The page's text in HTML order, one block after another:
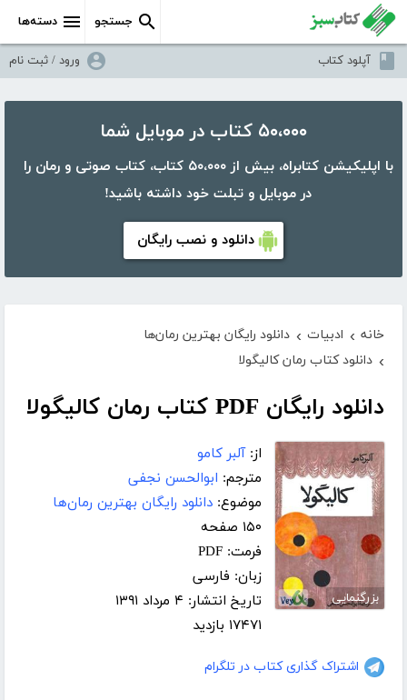
دسته‌ها جستجو
آپلود کتاب ورود / ثبت نام
۵۰،۰۰۰ کتاب در موبایل شما
با اپلیکیشن کتابراه، بیش از ۵۰،۰۰۰ کتاب، کتاب صوتی و رمان را
در موبایل و تبلت خود داشته باشید!
دانلود و نصب رایگان
خانه › ادبیات › دانلود رایگان بهترین رمان‌ها
› دانلود کتاب رمان کالیگولا
دانلود رایگان PDF کتاب رمان کالیگولا
بزرگنمایی
از:آلبر کامو
مترجم: ابوالحسن نجفی
موضوع: دانلود رایگان بهترین رمان‌ها
۱۵۰ صفحه
فرمت: PDF
زبان: فارسی
تاریخ انتشار: ۴ مرداد ۱۳۹۱
۱۷۴۷۱ بازدید
اشتراک گذاری کتاب در تلگرام